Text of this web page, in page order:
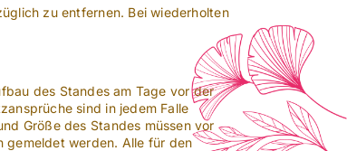
zu entfernen. Bei wiederholten
des Standes am Tage vor der
sind in jedem Falle
Größe des Standes müssen vor
gemeldet werden. Alle für den